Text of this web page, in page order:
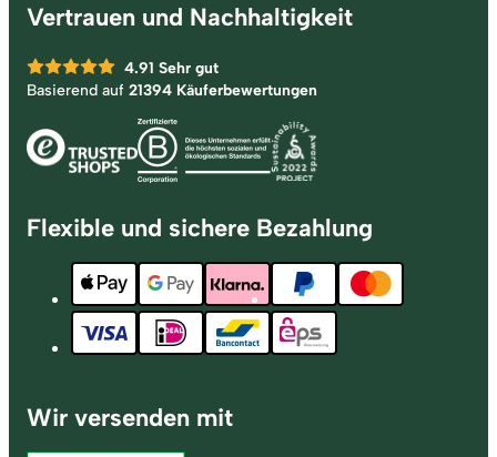
Vertrauen und Nachhaltigkeit
4.91 Sehr gut
Basierend auf 21394 Käuferbewertungen
Flexible und sichere Bezahlung
Wir versenden mit